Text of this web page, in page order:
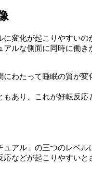
変化が起こりやすいの
ルな側面に同時に働
わたって睡眠の質が
あり、これが好転反
アル」の三つのレベル
などが起こりやすい